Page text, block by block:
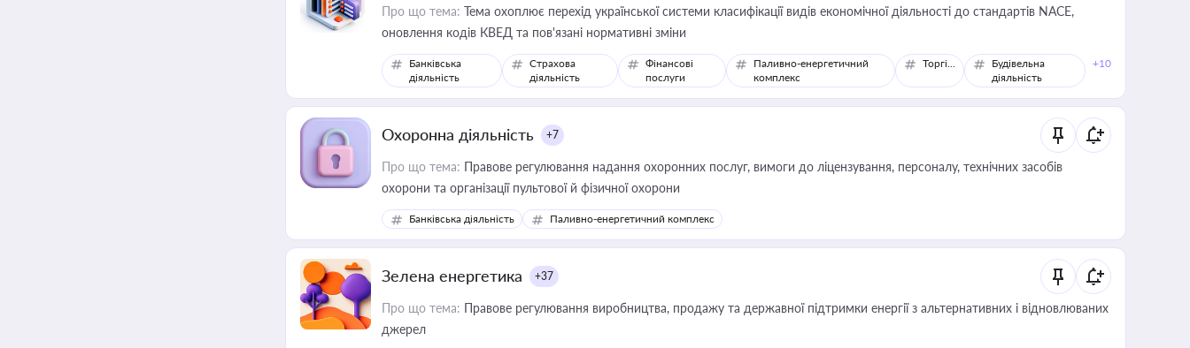
Про що тема: Тема охоплює перехід української системи класифікації видів економічної діяльності до стандартів NACE,
оновлення кодів КВЕД та пов'язані нормативні зміни
Банківська
діяльність
Страхова
діяльність
Фінансові
послуги
Паливно-енергетичний
комплекс
Торгівля
Будівельна
діяльність
+10
Охоронна діяльність +7
Про що тема: Правове регулювання надання охоронних послуг, вимоги до ліцензування, персоналу, технічних засобів
охорони та організації пультової й фізичної охорони
Банківська діяльність Паливно-енергетичний комплекс
Зелена енергетика +37
Про що тема: Правове регулювання виробництва, продажу та державної підтримки енергії з альтернативних і відновлюваних
джерел